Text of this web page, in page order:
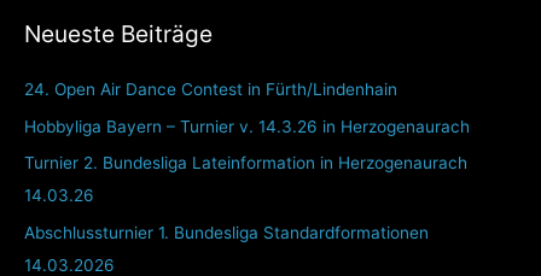
Neueste Beiträge
24. Open Air Dance Contest in Fürth/Lindenhain
Hobbyliga Bayern – Turnier v. 14.3.26 in Herzogenaurach
Turnier 2. Bundesliga Lateinformation in Herzogenaurach
14.03.26
Abschlussturnier 1. Bundesliga Standardformationen
14.03.2026